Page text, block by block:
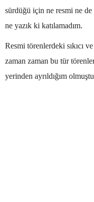
sürdüğü için ne resmi ne
ne yazık ki katılamadım.
Resmi törenlerdeki sıkıcı
zaman zaman bu tür
yerinden ayrıldığım